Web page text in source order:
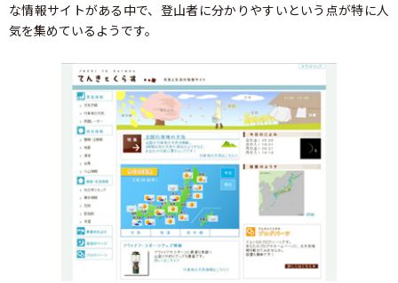
な情報サイトがある中で、登山者に分かりやすいという点が特に人
気を集めているようです。